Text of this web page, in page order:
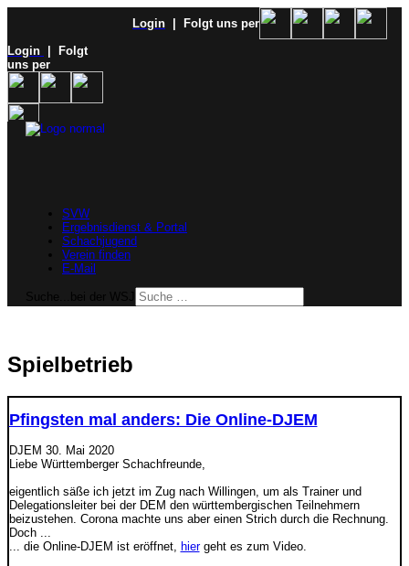
Login
| Folgt uns per
Login
| Folgt
uns per
SVW
Ergebnisdienst & Portal
Schachjugend
Verein finden
E-Mail
Spielbetrieb
Pfingsten mal anders: Die Online-DJEM
DJEM 30. Mai 2020
Liebe Württemberger Schachfreunde,
eigentlich säße ich jetzt im Zug nach Willingen, um als Trainer und
Delegationsleiter bei der DEM den württembergischen Teilnehmern
beizustehen. Corona machte uns aber einen Strich durch die Rechnung.
Doch ...
... die Online-DJEM ist eröffnet, hiergeht es zum Video.